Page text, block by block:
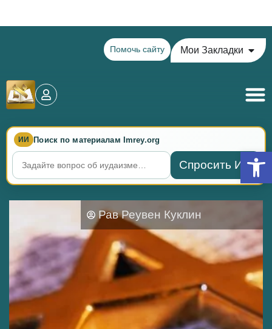
Помочь сайту Мои Закладки
ИИ Поиск по материалам Imrey.org
Спросить ИИ
Рав Реувен Куклин